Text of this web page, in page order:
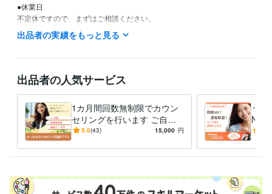
●休業日
不定休ですので、まずはご相談ください。
精神保健福祉士 取得年 : 2017年
得意分野
悩み相談・カウンセリング メールカウンセリング
精神障害者家族の
ご相談
カウンセリング
悩み相談・カウンセリング
家族支援
出品者の実績をもっと見る
出品者の人気サービス
1カ月間回数無制限でカウン
セリングを行います ご自身
のお悩み・家族のうつ病・自
5.0(43) 15,000 円
うつ
NG
保健